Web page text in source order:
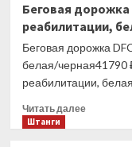
дорожка
DFC
Blues
(Лучшая
Беговая дорожка
реабилитации,
Беговая дорожка
белая/черная41790
реабилитации,
Читать далееПрочитать
Штанги